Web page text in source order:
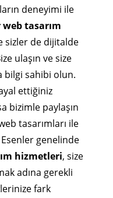
deneyimi ile
web tasarım
sizler de dijitalde
ulaşın ve size
bilgi sahibi olun.
ettiğiniz
bizimle paylaşın
tasarımları ile
Esenler genelinde
hizmetleri, size
adına gerekli
fark